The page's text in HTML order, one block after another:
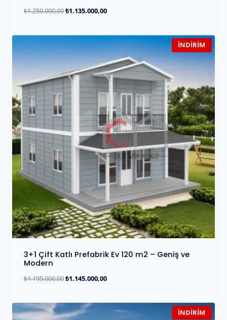
₺1.250.000,00₺1.135.000,00
İNDIRIM
3+1 Çift Katlı Prefabrik Ev 120 m2 – Geniş ve
Modern
₺1.195.000,00₺1.145.000,00
İNDIRIM